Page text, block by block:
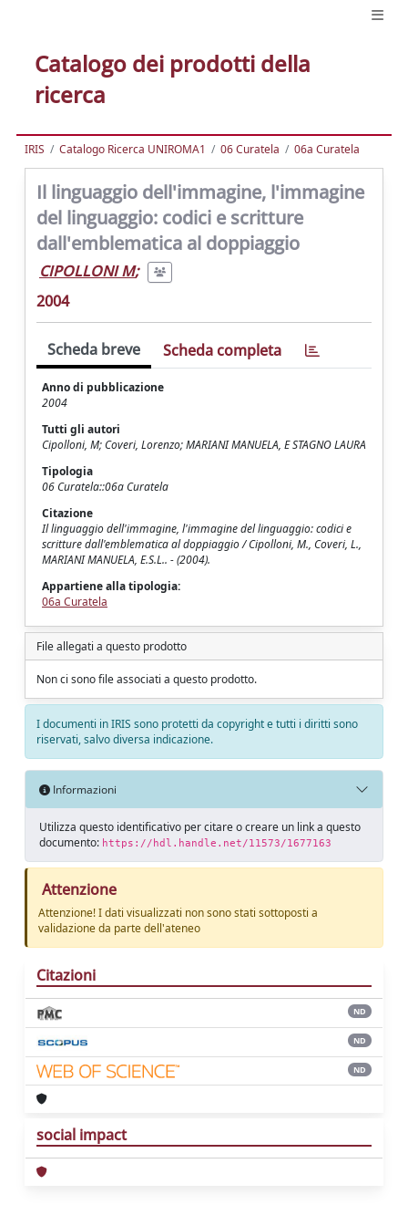
Catalogo dei prodotti della
ricerca
IRIS Catalogo Ricerca UNIROMA1 06 Curatela 06a Curatela
Il linguaggio dell'immagine, l'immagine
del linguaggio: codici e scritture
dall'emblematica al doppiaggio
CIPOLLONI M;
2004
Scheda breve Scheda completa
Anno di pubblicazione
2004
Tutti gli autori
Cipolloni, M; Coveri, Lorenzo; MARIANI MANUELA, E STAGNO LAURA
Tipologia
06 Curatela::06a Curatela
Citazione
Il linguaggio dell'immagine, l'immagine del linguaggio: codici e
scritture dall'emblematica al doppiaggio / Cipolloni, M., Coveri, L.,
MARIANI MANUELA, E.S.L.. - (2004).
Appartiene alla tipologia:
06a Curatela
File allegati a questo prodotto
Non ci sono file associati a questo prodotto.
I documenti in IRIS sono protetti da copyright e tutti i diritti sono
riservati, salvo diversa indicazione.
Informazioni
Utilizza questo identificativo per citare o creare un link a questo
documento: https://hdl.handle.net/11573/1677163
Attenzione
Attenzione! I dati visualizzati non sono stati sottoposti a
validazione da parte dell'ateneo
Citazioni
ND
ND
ND
social impact